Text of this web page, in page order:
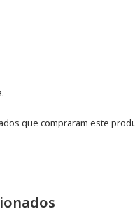
que compraram este